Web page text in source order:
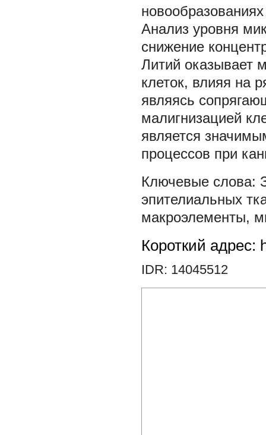
Анализ уровня
снижение
Литий оказывает
клеток, влияя на
являясь
малигнизацией
является
процессов при
эпителиальных
макроэлементы,
Короткий адрес:
IDR: 14045512